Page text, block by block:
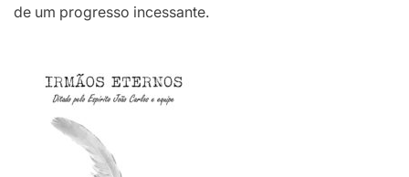
de um progresso incessante.